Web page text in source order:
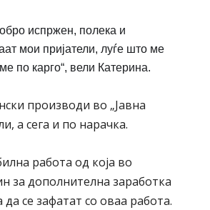
испржен, полека и
мои пријатели, луѓе што ме
по карго“, вели Катерина.
производи во „Јавна
а сега и по нарачка.
работа од која во
за дополнителна заработка
се зафатат со оваа работа.